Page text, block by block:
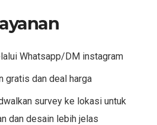
Whatsapp/DM instagram
gratis dan deal harga
survey ke lokasi untuk
dan desain lebih jelas